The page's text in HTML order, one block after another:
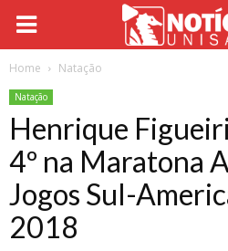
Home Natação
Natação
Henrique
4º na Maratona
Jogos Sul-
2018